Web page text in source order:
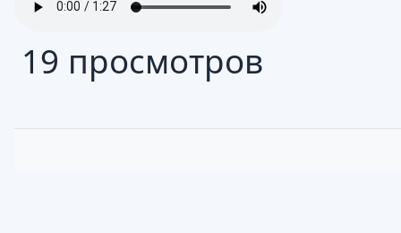
19 просмотров